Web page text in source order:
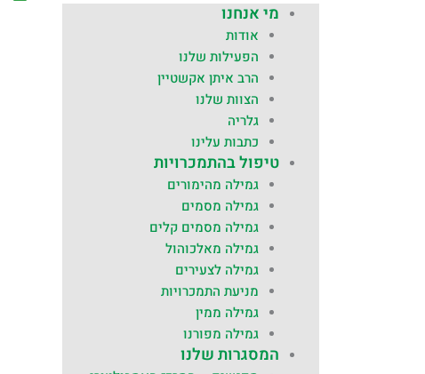
מי אנחנו
אודות
הפעילות שלנו
הרב איתן אקשטיין
הצוות שלנו
גלריה
כתבות עלינו
טיפול בהתמכרויות
גמילה מהימורים
גמילה מסמים
גמילה מסמים קלים
גמילה מאלכוהול
גמילה לצעירים
מניעת התמכרויות
גמילה ממין
גמילה מפורנו
המסגרות שלנו